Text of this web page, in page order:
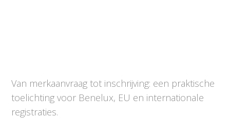
Van merkaanvraag tot inschrijving: een praktische
toelichting voor Benelux, EU en internationale
registraties.